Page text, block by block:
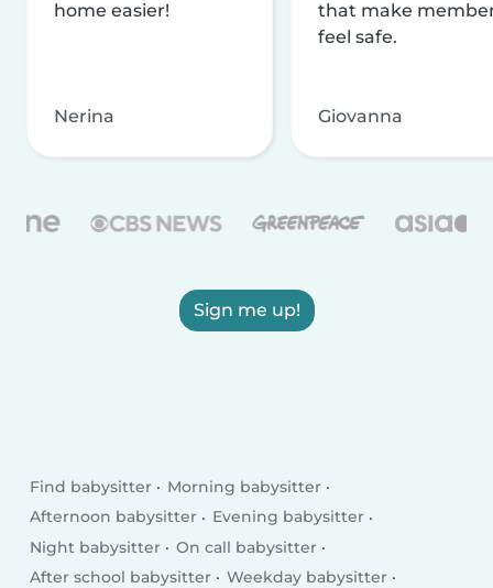
home easier!
Nerina
that make
feel safe.
Giovanna
Sign me up!
Find babysitter
Morning babysitter
Afternoon babysitter
Evening babysitter
Night babysitter
On call babysitter
After school babysitter
Weekday babysitter